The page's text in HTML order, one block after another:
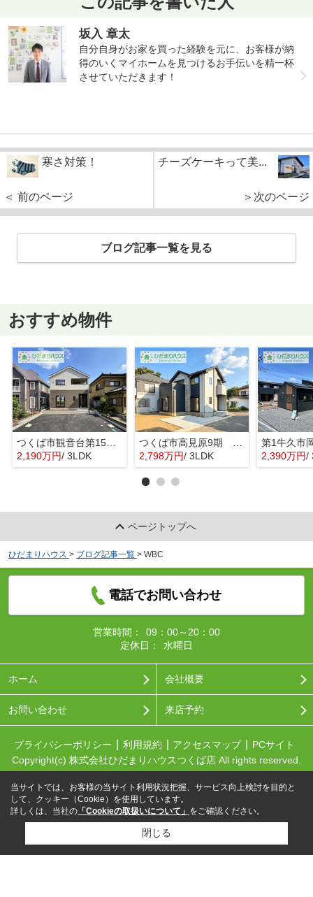
坂入 章太
自分自身がお家を買った経験を元に、お客様が納
得のいくマイホームを見つけるお手伝いを精一杯
させていただきます！
寒さ対策！
＜ 前のページ
チーズケーキって美...
＞次のページ
ブログ記事一覧を見る
おすすめ物件
つくば市観音台第15 新築戸建
2,190万円/ 3LDK
2,798万円/ 3LDK 2,390万円/
ページトップへ
ひだまりハウス > ブログ記事一覧 > WBC
電話でお問い合わせ
営業時間：
09：00～20：00
定休日：
水曜日
ホーム 会社概要
お問い合わせ 来店予約
プライバシーポリシー 利用規約 アクセスマップ
PCサイト
Copyright(c) 株式会社ひだまりハウスつくば店 All rights reserved.
当サイトでは、お客様の当サイト利用状況把握、サービス向上検討を目的と
して、クッキー（Cookie）を使用しています。
詳しくは、当社の 「Cookieの取扱いについて」 をご確認ください。
閉じる